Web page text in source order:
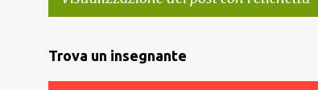
P
o
Trova un insegnante